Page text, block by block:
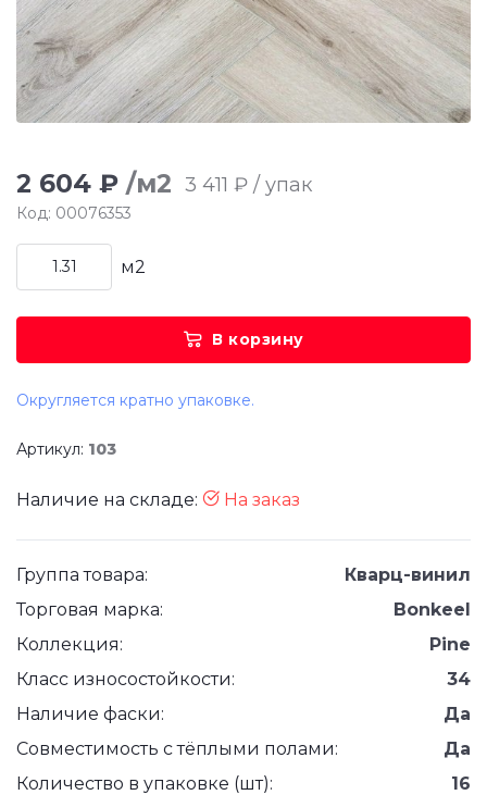
2 604 ₽ /м2 3 411 ₽ / упак
Код: 00076353
м2
В корзину
Округляется кратно упаковке.
Артикул: 103
Наличие на складе: На заказ
Группа товара:
Кварц-винил
Торговая марка:
Bonkeel
Коллекция:
Pine
Класс износостойкости:
34
Наличие фаски:
Да
Совместимость с тёплыми полами:
Да
Количество в упаковке (шт):
16